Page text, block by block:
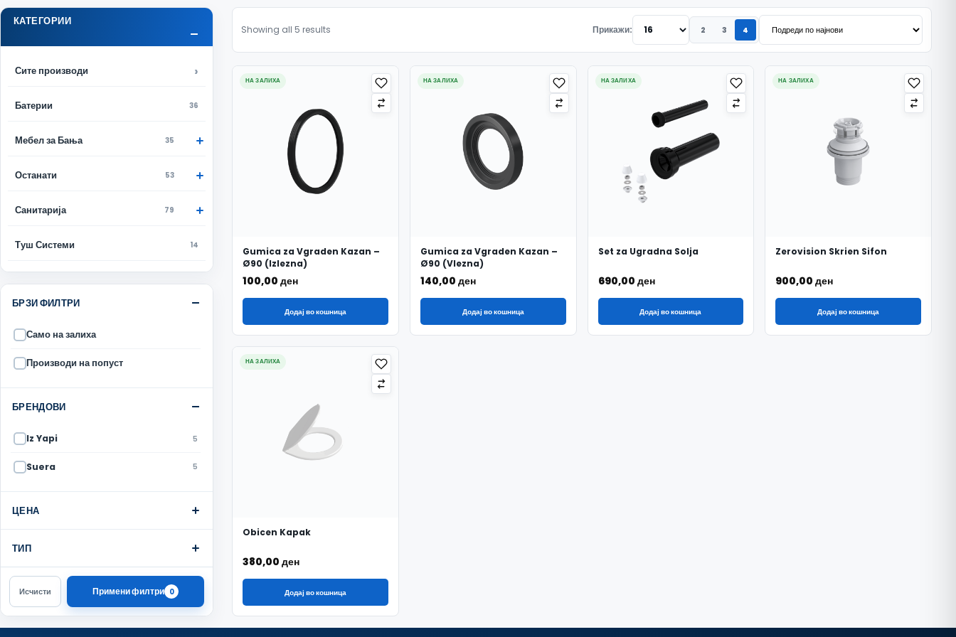
КАТЕГОРИИ
Сите производи
Батерии 36
Мебел за Бања 35
Останати 53
Санитарија 79
Туш Системи 14
БРЗИ ФИЛТРИ
Само на залиха
Производи на попуст
БРЕНДОВИ
Iz Yapi 5
Suera 5
ЦЕНА
ТИП
Исчисти Примени филтри 0
Showing all 5 results Прикажи: 2 3 4
НА ЗАЛИХА
Gumica za Vgraden Kazan –
Ø90 (Izlezna)
100,00 ден
Додај во кошница
НА ЗАЛИХА
Gumica za Vgraden Kazan –
Ø90 (Vlezna)
140,00 ден
Додај во кошница
НА ЗАЛИХА
Set za Ugradna Solja
690,00 ден
Додај во кошница
НА ЗАЛИХА
Zerovision Skrien Sifon
900,00ден
Додај во кошница
НА ЗАЛИХА
Obicen Kapak
380,00 ден
Додај во кошница